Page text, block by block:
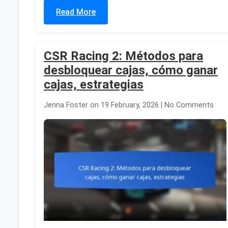
Read More
CSR Racing 2: Métodos para
desbloquear cajas, cómo ganar
cajas, estrategias
Jenna Foster on 19 February, 2026 | No Comments